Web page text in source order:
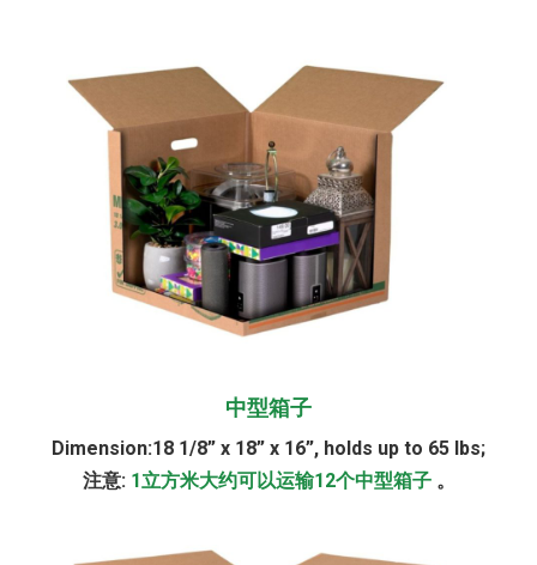
中型箱子
Dimension:18 1/8” x 18” x 16”, holds up to 65 lbs;
注意: 1立方米大约可以运输12个中型箱子。